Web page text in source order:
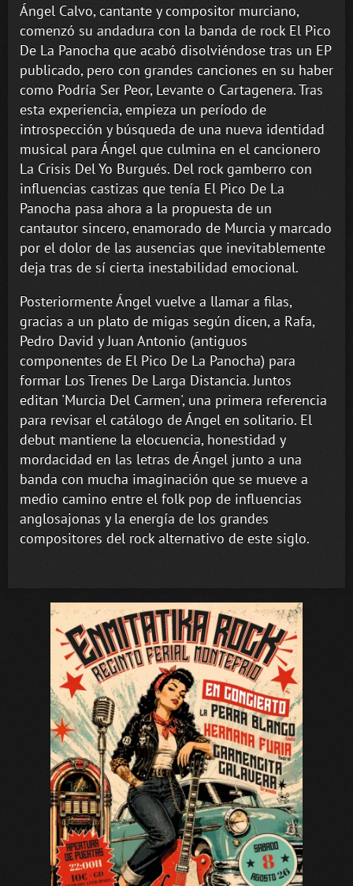
Ángel Calvo, cantante y compositor murciano,
comenzó su andadura con la banda de rock El Pico
De La Panocha que acabó disolviéndose tras un EP
publicado, pero con grandes canciones en su haber
como Podría Ser Peor, Levante o Cartagenera. Tras
esta experiencia, empieza un período de
introspección y búsqueda de una nueva identidad
musical para Ángel que culmina en el cancionero
La Crisis Del Yo Burgués. Del rock gamberro con
influencias castizas que tenía El Pico De La
Panocha pasa ahora a la propuesta de un
cantautor sincero, enamorado de Murcia y marcado
por el dolor de las ausencias que inevitablemente
deja tras de sí cierta inestabilidad emocional.
Posteriormente Ángel vuelve a llamar a filas,
gracias a un plato de migas según dicen, a Rafa,
Pedro David y Juan Antonio (antiguos
componentes de El Pico De La Panocha) para
formar Los Trenes De Larga Distancia. Juntos
editan 'Murcia Del Carmen', una primera referencia
para revisar el catálogo de Ángel en solitario. El
debut mantiene la elocuencia, honestidad y
mordacidad en las letras de Ángel junto a una
banda con mucha imaginación que se mueve a
medio camino entre el folk pop de influencias
anglosajonas y la energía de los grandes
compositores del rock alternativo de este siglo.